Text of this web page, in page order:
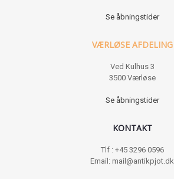
Se åbningstider
VÆRLØSE AFDELING
Ved Kulhus 3
3500 Værløse
Se åbningstider
KONTAKT
Tlf : +45 3296 0596
Email: mail@antikpjot.dk